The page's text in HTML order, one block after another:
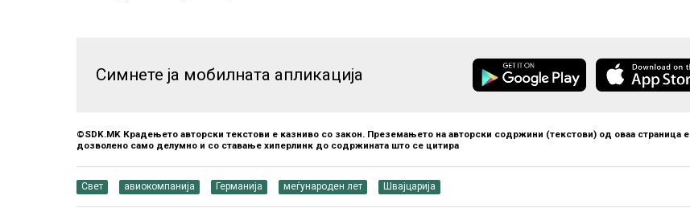
Симнете ја мобилната апликација
©SDK.MK Крадењето авторски текстови е казниво со закон. Преземањето на авторски содржини (текстови) од оваа страница е
дозволено само делумно и со ставање хиперлинк до содржината што се цитира
Свет авиокомпанија Германија меѓународен лет Швајцарија